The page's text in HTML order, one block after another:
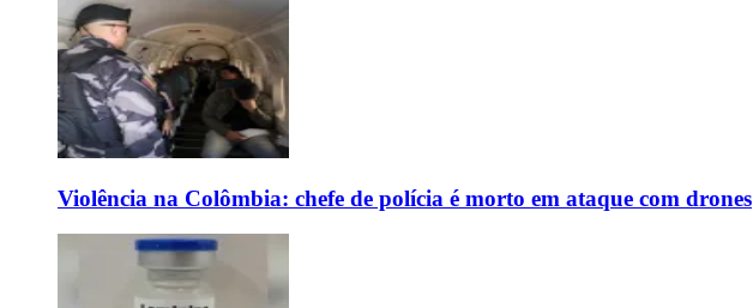
Violência na Colômbia: chefe de polícia é morto em ataque com drones